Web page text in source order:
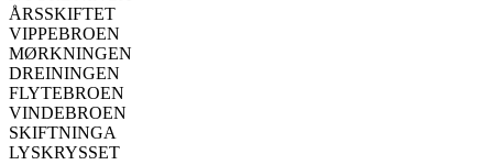
ÅRSSKIFTET
VIPPEBROEN
MØRKNINGEN
DREININGEN
FLYTEBROEN
VINDEBROEN
SKIFTNINGA
LYSKRYSSET